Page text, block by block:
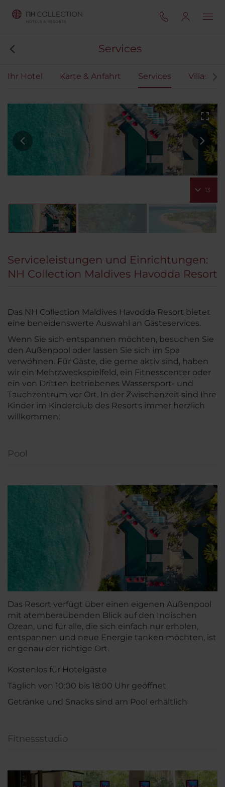
Services
Ihr Hotel Karte & Anfahrt Services Villas
13
Serviceleistungen und Einrichtungen:
NH Collection Maldives Havodda Resort
Das NH Collection Maldives Havodda Resort bietet
eine beneidenswerte Auswahl an Gästeservices.
Wenn Sie sich entspannen möchten, besuchen Sie
den Außenpool oder lassen Sie sich im Spa
verwöhnen. Für Gäste, die gerne aktiv sind, haben
wir ein Mehrzweckspielfeld, ein Fitnesscenter oder
ein von Dritten betriebenes Wassersport- und
Tauchzentrum vor Ort. In der Zwischenzeit sind Ihre
Kinder im Kinderclub des Resorts immer herzlich
willkommen.
Pool
Das Resort verfügt über einen eigenen Außenpool
mit atemberaubenden Blick auf den Indischen
Ozean, und für alle, die sich einfach nur erholen,
entspannen und neue Energie tanken möchten, ist
er genau der richtige Ort.
Kostenlos für Hotelgäste
Täglich von 10:00 bis 18:00 Uhr geöffnet
Getränke und Snacks sind am Pool erhältlich
Fitnessstudio